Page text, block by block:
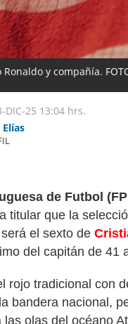
y compañía.
DIC-25 13:04 hrs.
de Futbol
titular que la
el sexto de
del capitán de 41
rojo tradicional con
bandera nacional,
olas del océano